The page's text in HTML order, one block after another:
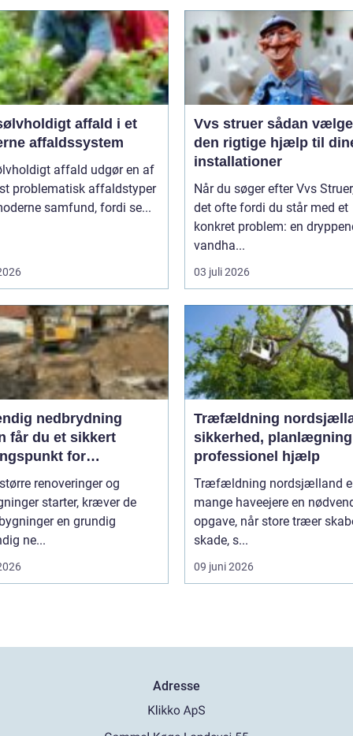
affald i et
affaldssystem
affald udgør en af
problematisk affaldstyper
samfund, fordi se...
Vvs struer sådan vælger du
den rigtige hjælp til
installationer
Når du søger efter Vvs
det ofte fordi du står med et
konkret problem: en
vandha...
03 juli 2026
nedbrydning
får du et sikkert
for
renoveringer og
starter, kræver de
en grundig
ne...
Træfældning
sikkerhed,
professionel hjælp
Træfældning nordsjælland
mange haveejere en
opgave, når store træer
skade, s...
09 juni 2026
Adresse